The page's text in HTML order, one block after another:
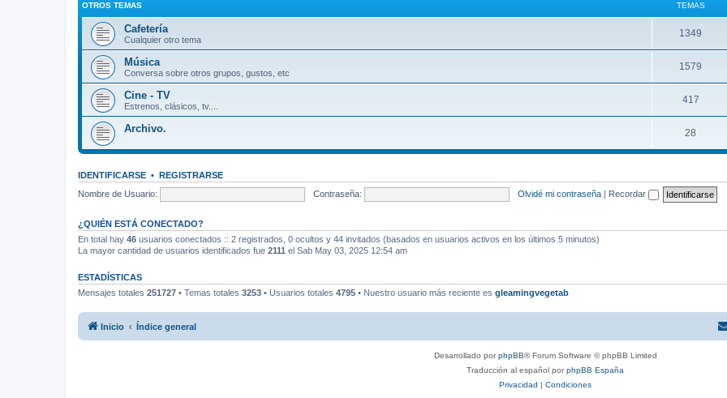
OTROS TEMAS TEMAS
Cafetería
Cualquier otro tema
1349
Música
Conversa sobre otros grupos, gustos, etc
1579
Cine - TV
Estrenos, clásicos, tv....
417
Archivo. 28
IDENTIFICARSE • REGISTRARSE
Nombre de Usuario:
Contraseña: Olvidé mi contraseña | Recordar
¿QUIÉN ESTÁ CONECTADO?
En total hay 46 usuarios conectados :: 2 registrados, 0 ocultos y 44 invitados (basados en usuarios activos en los últimos 5 minutos)
La mayor cantidad de usuarios identificados fue 2111 el Sab May 03, 2025 12:54 am
ESTADÍSTICAS
Mensajes totales 251727 • Temas totales 3253 • Usuarios totales 4795 • Nuestro usuario más reciente es gleamingvegetab
Inicio Índice general
Desarrollado porphpBB® Forum Software © phpBB Limited
Traducción al español porphpBB España
Privacidad | Condiciones